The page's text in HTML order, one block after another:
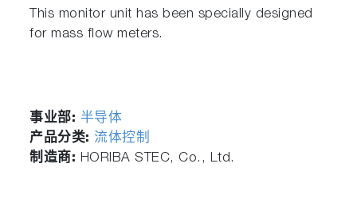
This monitor unit has been specially designed
for mass flow meters.
事业部: 半导体
产品分类: 流体控制
制造商: HORIBA STEC, Co., Ltd.